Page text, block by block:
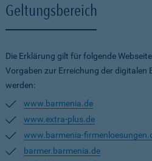
Geltungsbereich
Die Erklärung gilt für folgende
Vorgaben zur Erreichung der digitalen
werden:
www.barmenia.de
www.extra-plus.de
www.barmenia-
barmer.barmenia.de